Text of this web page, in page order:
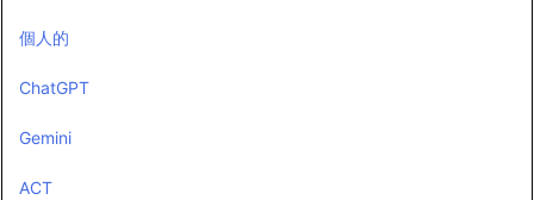
個人的
ChatGPT
Gemini
ACT